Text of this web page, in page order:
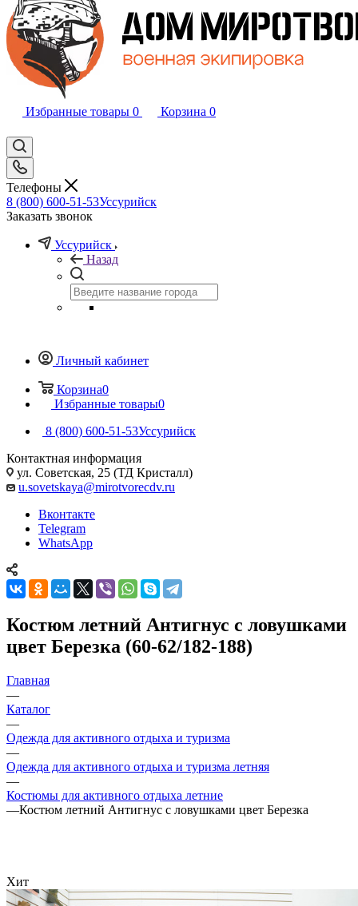
Избранные товары 0 Корзина 0
Телефоны
8 (800) 600-51-53Уссурийск
Заказать звонок
Уссурийск
Назад
Личный кабинет
Корзина0
Избранные товары0
8 (800) 600-51-53Уссурийск
Контактная информация
ул. Советская, 25 (ТД Кристалл)
u.sovetskaya@mirotvorecdv.ru
Вконтакте
Telegram
WhatsApp
Костюм летний Антигнус с ловушками
цвет Березка (60-62/182-188)
Главная
—
Каталог
—
Одежда для активного отдыха и туризма
—
Одежда для активного отдыха и туризма летняя
—
Костюмы для активного отдыха летние
—Костюм летний Антигнус с ловушками цвет Березка
Хит